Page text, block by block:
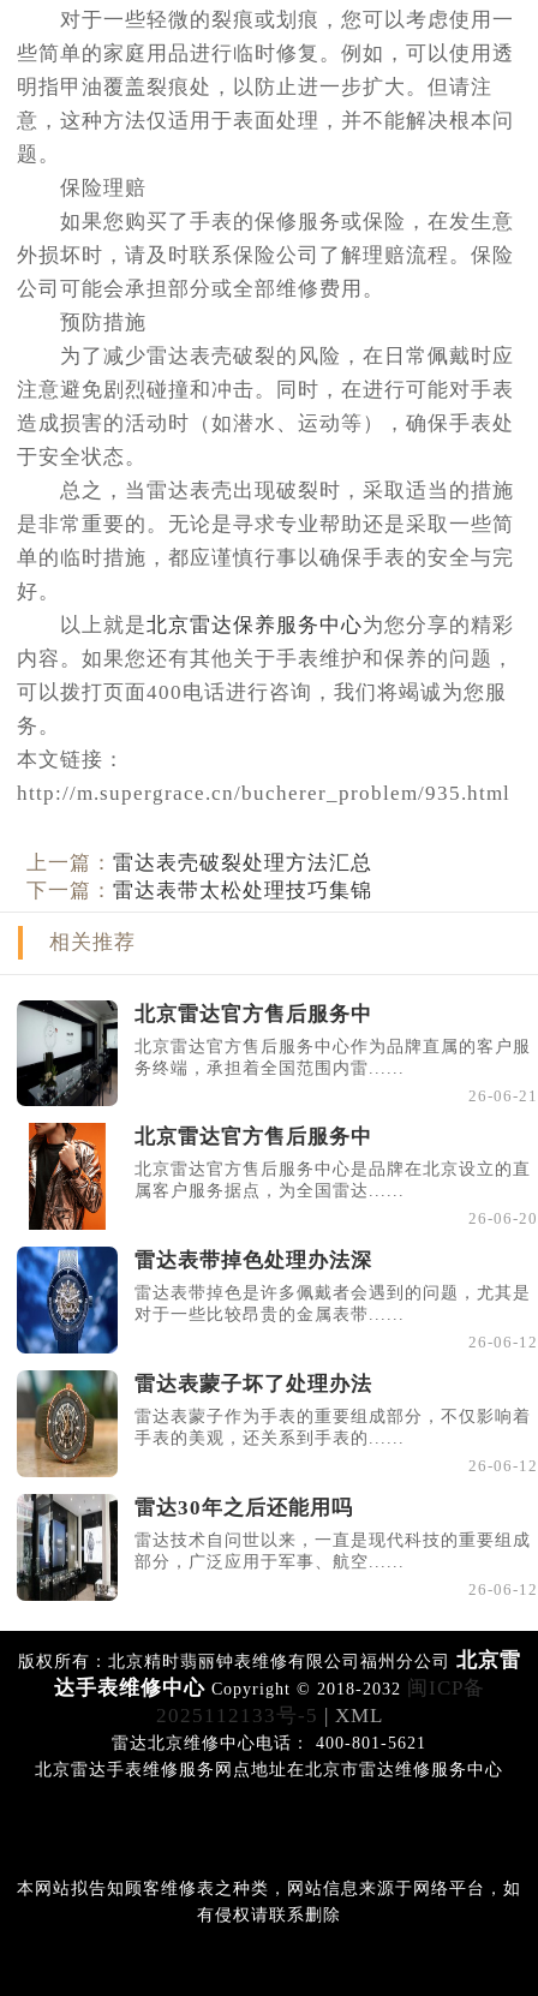
对于一些轻微的裂痕或划痕，您可以考虑使用一
些简单的家庭用品进行临时修复。例如，可以使用透
明指甲油覆盖裂痕处，以防止进一步扩大。但请注
意，这种方法仅适用于表面处理，并不能解决根本问
题。
保险理赔
如果您购买了手表的保修服务或保险，在发生意
外损坏时，请及时联系保险公司了解理赔流程。保险
公司可能会承担部分或全部维修费用。
预防措施
为了减少雷达表壳破裂的风险，在日常佩戴时应
注意避免剧烈碰撞和冲击。同时，在进行可能对手表
造成损害的活动时（如潜水、运动等），确保手表处
于安全状态。
总之，当雷达表壳出现破裂时，采取适当的措施
是非常重要的。无论是寻求专业帮助还是采取一些简
单的临时措施，都应谨慎行事以确保手表的安全与完
好。
以上就是北京雷达保养服务中心为您分享的精彩
内容。如果您还有其他关于手表维护和保养的问题，
可以拨打页面400电话进行咨询，我们将竭诚为您服
务。
本文链接：
http://m.supergrace.cn/bucherer_problem/935.html
上一篇：雷达表壳破裂处理方法汇总
下一篇：雷达表带太松处理技巧集锦
相关推荐
北京雷达官方售后服务中
北京雷达官方售后服务中心作为品牌直属的客户服
务终端，承担着全国范围内雷......
26-06-21
北京雷达官方售后服务中
北京雷达官方售后服务中心是品牌在北京设立的直
属客户服务据点，为全国雷达......
26-06-20
雷达表带掉色处理办法深
雷达表带掉色是许多佩戴者会遇到的问题，尤其是
对于一些比较昂贵的金属表带......
26-06-12
雷达表蒙子坏了处理办法
雷达表蒙子作为手表的重要组成部分，不仅影响着
手表的美观，还关系到手表的......
26-06-12
雷达30年之后还能用吗
雷达技术自问世以来，一直是现代科技的重要组成
部分，广泛应用于军事、航空......
26-06-12
版权所有：北京精时翡丽钟表维修有限公司福州分公司 北京雷
达手表维修中心 Copyright © 2018-2032
闽ICP备
2025112133号-5
| XML
雷达北京维修中心电话： 400-801-5621
北京雷达手表维修服务网点地址在北京市雷达维修服务中心
本网站拟告知顾客维修表之种类，网站信息来源于网络平台，如
有侵权请联系删除